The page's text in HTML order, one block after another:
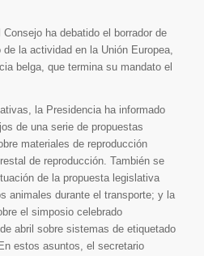
ha debatido el borrador de
la actividad en la Unión Europea,
belga, que termina su mandato el
la Presidencia ha informado
de una serie de propuestas
materiales de reproducción
de reproducción. También se
de la propuesta legislativa
animales durante el transporte; y la
el simposio celebrado
abril sobre sistemas de etiquetado
estos asuntos, el secretario